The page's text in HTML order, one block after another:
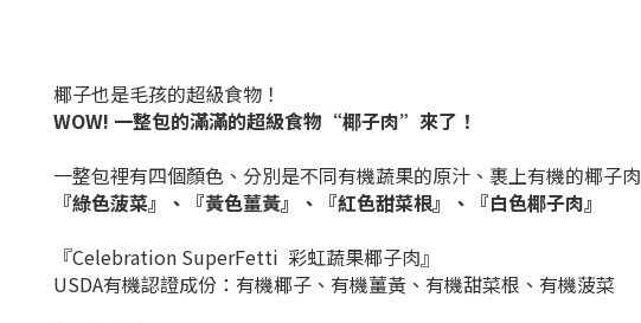
椰子也是毛孩的超級食物！
WOW! 一整包的滿滿的超級食物“椰子肉”來了！
一整包裡有四個顏色、分別是不同有機蔬果的原汁、裹上有機的椰子肉
『綠色菠菜』、『黃色薑黃』、『紅色甜菜根』、『白色椰子肉』
『Celebration SuperFetti 彩虹蔬果椰子肉』
USDA有機認證成份：有機椰子、有機薑黃、有機甜菜根、有機菠菜